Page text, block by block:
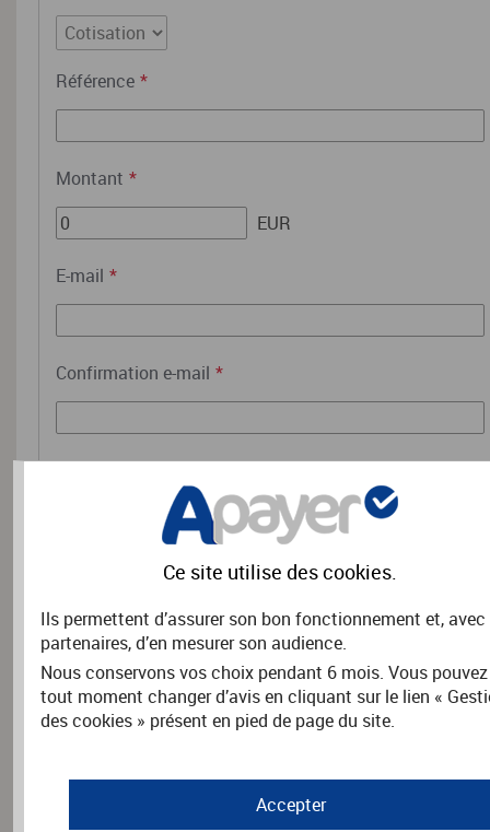
Référence *
Montant *
EUR
E-mail *
Confirmation e-mail *
RENSEIGNEMENTS COMPLÉMENTAIRES
Prénom *
Ce site utilise descookies.
Ils permettent d’assurer son bon fonctionnement et,
partenaires, d’en mesurer son audience.
Nous conservons vos choix pendant 6 mois. Vous
tout moment changer d’avis en cliquant sur le lien «
des cookies » présent en pied de page du site.
Accepter